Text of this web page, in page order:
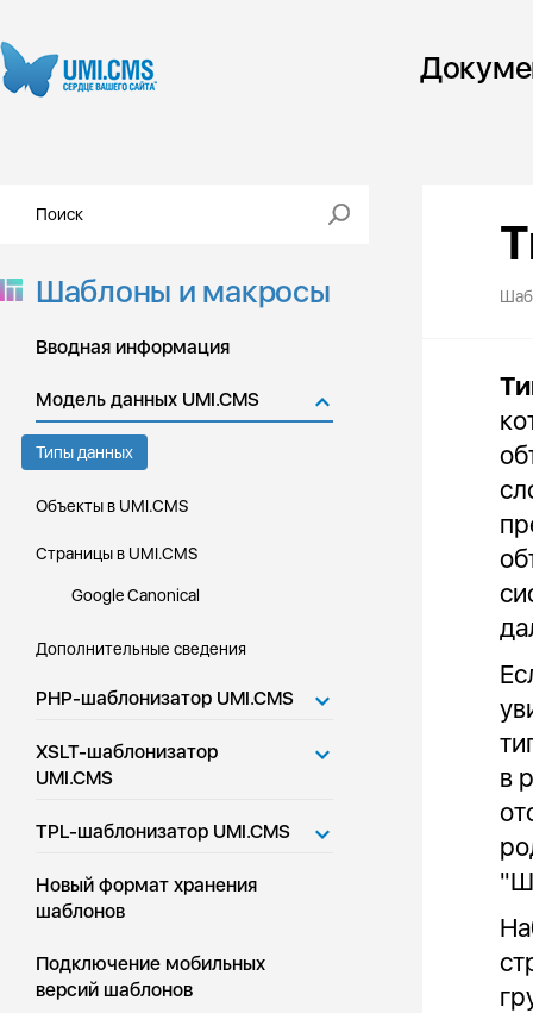
Шаблоны и макросы
Вводная информация
Модель данных UMI.CMS
Типы данных
Объекты в UMI.CMS
Страницы в UMI.CMS
Google Canonical
Дополнительные сведения
PHP-шаблонизатор UMI.CMS
XSLT-шаблонизатор
UMI.CMS
TPL-шаблонизатор UMI.CMS
Новый формат хранения
шаблонов
Подключение мобильных
версий шаблонов
в